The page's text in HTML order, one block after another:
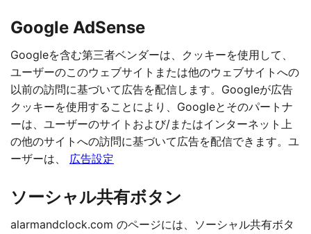
Google AdSense
Googleを含む第三者ベンダーは、クッキーを使用して、
ユーザーのこのウェブサイトまたは他のウェブサイトへの
以前の訪問に基づいて広告を配信します。Googleが広告
クッキーを使用することにより、Googleとそのパートナ
ーは、ユーザーのサイトおよび/またはインターネット上
の他のサイトへの訪問に基づいて広告を配信できます。ユ
ーザーは、 広告設定
ソーシャル共有ボタン
alarmandclock.com のページには、ソーシャル共有ボタ